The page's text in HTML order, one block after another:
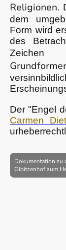
Religionen.
dem
Form wird
des
Zeichen
Der "Engel
Carmen
Dokumentation zu
Gibitzenhof zum